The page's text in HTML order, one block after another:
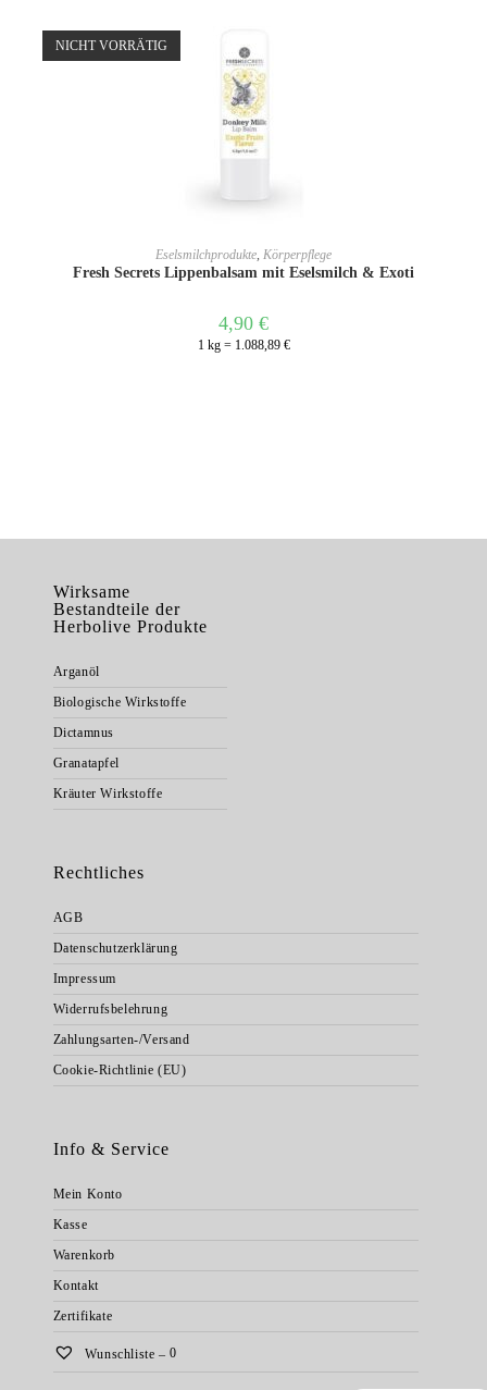
NICHT VORRÄTIG
WEITERLESEN
Eselsmilchprodukte, Körperpflege
Fresh Secrets Lippenbalsam mit Eselsmilch & Exoti
4,90 €
1 kg = 1.088,89 €
Wirksame
Bestandteile der
Herbolive Produkte
Arganöl
Biologische Wirkstoffe
Dictamnus
Granatapfel
Kräuter Wirkstoffe
Rechtliches
AGB
Datenschutzerklärung
Impressum
Widerrufsbelehrung
Zahlungsarten-/Versand
Cookie-Richtlinie (EU)
Info & Service
Mein Konto
Kasse
Warenkorb
Kontakt
Zertifikate
Wunschliste –0